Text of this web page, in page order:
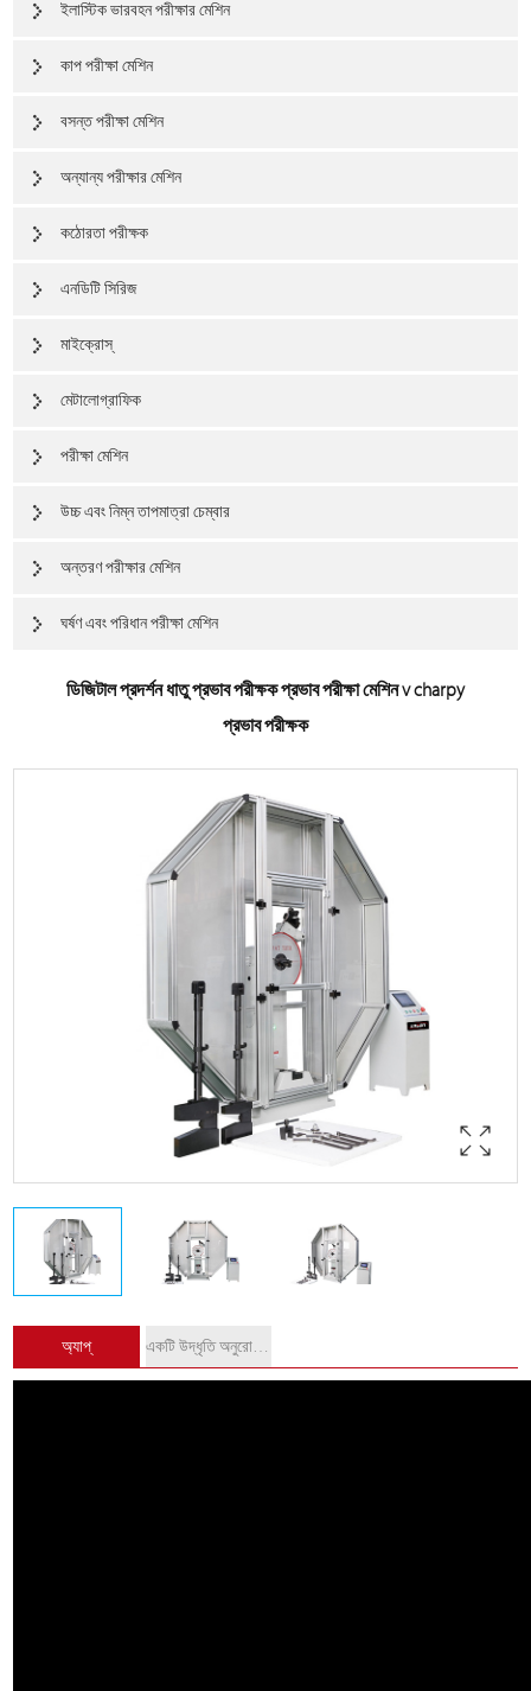
ইলাস্টিক ভারবহন পরীক্ষার মেশিন
কাপ পরীক্ষা মেশিন
বসন্ত পরীক্ষা মেশিন
অন্যান্য পরীক্ষার মেশিন
কঠোরতা পরীক্ষক
এনডিটি সিরিজ
মাইক্রোস্
মেটালোগ্রাফিক
পরীক্ষা মেশিন
উচ্চ এবং নিম্ন তাপমাত্রা চেম্বার
অন্তরণ পরীক্ষার মেশিন
ঘর্ষণ এবং পরিধান পরীক্ষা মেশিন
ডিজিটাল প্রদর্শন ধাতু প্রভাব পরীক্ষক প্রভাব পরীক্ষা মেশিন v charpy
প্রভাব পরীক্ষক
অ্যাপ্ একটি উদ্ধৃতি অনুরোধ করুন